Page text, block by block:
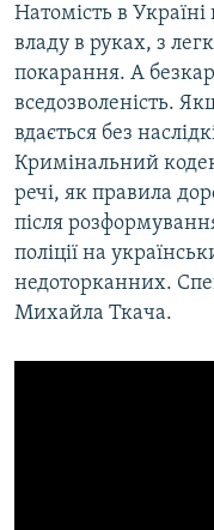
МУЛЬТИМЕДІА
ФОТО
СПЕЦПРОЄКТИ
ПОДКАСТИ
КРИМ РЕАЛІЇ
РУС
УКР
КТАТ
Натомість в
владу в руках, з
покарання. А
вседозволеність.
вдається без
Кримінальний
речі, як правила
після
поліції на
недоторканних.
Михайла Ткача.